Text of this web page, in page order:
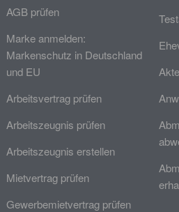
AGB prüfen
Marke anmelden:
Markenschutz in Deutschland
und EU
Arbeitsvertrag prüfen
Arbeitszeugnis prüfen
Arbeitszeugnis erstellen
Mietvertrag prüfen
Gewerbemietvertrag prüfen